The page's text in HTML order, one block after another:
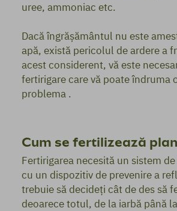
uree, ammoniac etc.
Dacă îngrășământul nu este
apă, există pericolul de ardere a
acest considerent, vă este
fertirigare care vă poate îndruma
problema .
Cum se fertilizează
Fertirigarea necesită un sistem
cu un dispozitiv de prevenire a
trebuie să decideți cât de des să
deoarece totul, de la iarbă până